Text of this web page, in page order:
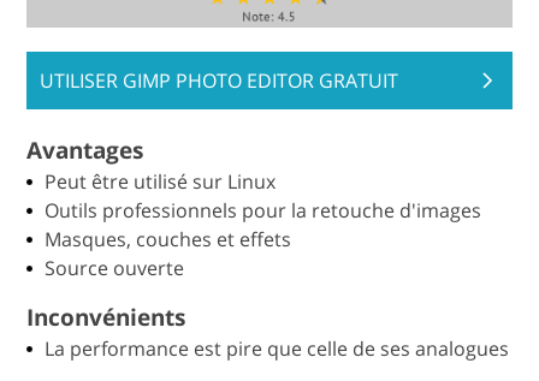
UTILISER GIMP PHOTO EDITOR GRATUIT
Avantages
Peut être utilisé sur Linux
Outils professionnels pour la retouche d'images
Masques, couches et effets
Source ouverte
Inconvénients
La performance est pire que celle de ses analogues